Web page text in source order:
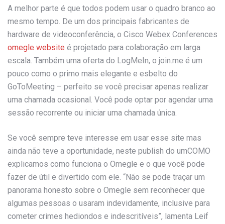
A melhor parte é que todos podem usar o quadro branco ao
mesmo tempo. De um dos principais fabricantes de
hardware de videoconferência, o Cisco Webex Conferences
omegle website é projetado para colaboração em larga
escala. Também uma oferta do LogMeIn, o join.me é um
pouco como o primo mais elegante e esbelto do
GoToMeeting – perfeito se você precisar apenas realizar
uma chamada ocasional. Você pode optar por agendar uma
sessão recorrente ou iniciar uma chamada única.
Se você sempre teve interesse em usar esse site mas
ainda não teve a oportunidade, neste publish do umCOMO
explicamos como funciona o Omegle e o que você pode
fazer de útil e divertido com ele. “Não se pode traçar um
panorama honesto sobre o Omegle sem reconhecer que
algumas pessoas o usaram indevidamente, inclusive para
cometer crimes hediondos e indescritíveis”, lamenta Leif